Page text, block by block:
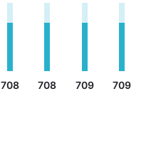
708 708 709 709